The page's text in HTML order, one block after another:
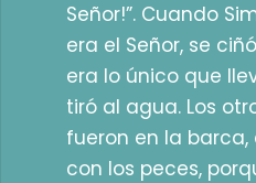
Señor!”. Cuando
era el Señor, se
era lo único que
tiró al agua. Los
fueron en la
con los peces,